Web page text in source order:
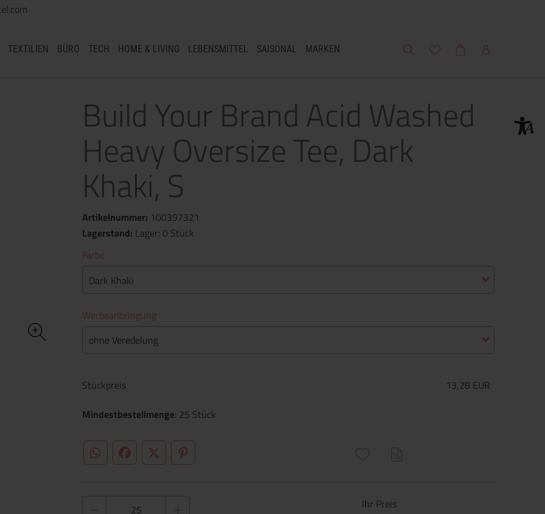
TEXTILIEN BÜRO TECH HOME & LIVING LEBENSMITTEL SAISONAL MARKEN Suche Meine Wunschliste
WarenkorbMein Account
Build Your Brand Acid Washed
Heavy Oversize Tee, Dark
Khaki, S
Artikelnummer: 100397321
Lagerstand: Lager: 0 Stück
Farbe
Dark Khaki
Werbeanbringung
ohne Veredelung
Stückpreis
13,28 EUR
Mindestbestellmenge: 25 Stück
WhatsApp (#[creator\plugin\share\core\structs\SocialSharingServiceSettings]:only_chrome#)
FacebookTwitter (#[creator\plugin\share\core\structs\SocialSharingServiceSettings]:formaly_twitter#)
Pinterest
Ihr Preis